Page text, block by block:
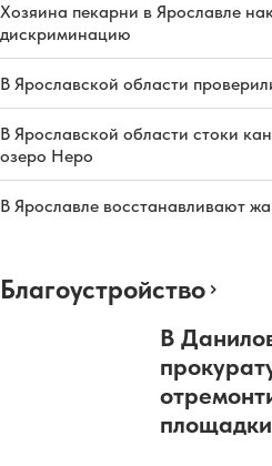
Хозяина пекарни в Ярославле
дискриминацию
В Ярославской области
В Ярославской области стоки
озеро Неро
В Ярославле восстанавливают
Благоустройство
В
площадки